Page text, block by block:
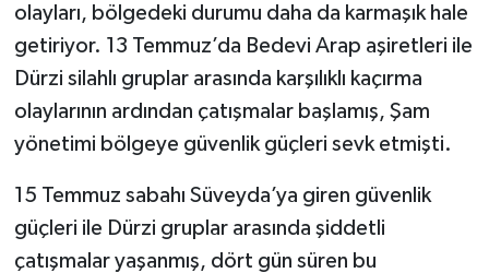
olayları, bölgedeki durumu daha da karmaşık hale
getiriyor. 13 Temmuz’da Bedevi Arap aşiretleri ile
Dürzi silahlı gruplar arasında karşılıklı kaçırma
olaylarının ardından çatışmalar başlamış, Şam
yönetimi bölgeye güvenlik güçleri sevk etmişti.
15 Temmuz sabahı Süveyda’ya giren güvenlik
güçleri ile Dürzi gruplar arasında şiddetli
çatışmalar yaşanmış, dört gün süren bu